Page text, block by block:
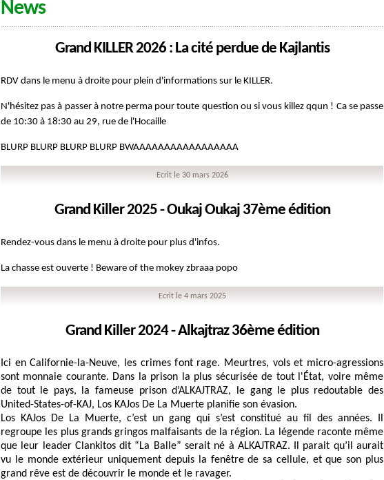
News
Grand KILLER 2026 : La cité perdue de Kajlantis
RDV dans le menu à droite pour plein d'informations sur le KILLER.
N'hésitez pas à passer à notre perma pour toute question ou si vous killez qqun ! Ca se passe
de 10:30 à 18:30 au 29, rue de l'Hocaille
BLURP BLURP BLURP BLURP BWAAAAAAAAAAAAAAAAA
Ecrit le 30 mars 2026
Grand Killer 2025 - Oukaj Oukaj 37ème édition
Rendez-vous dans le menu à droite pour plus d'infos.
La chasse est ouverte ! Beware of the mokey zbraaa popo
Ecrit le 4 mars 2025
Grand Killer 2024 - Alkajtraz 36ème édition
Ici en Californie-la-Neuve, les crimes font rage. Meurtres, vols et micro-agressions
sont monnaie courante. Dans la prison la plus sécurisée de tout l'État, voire même
de tout le pays, la fameuse prison d’ALKAJTRAZ, le gang le plus redoutable des
United-States-of-KAJ, Los KAJos De La Muerte planifie son évasion.
Los KAJos De La Muerte, c’est un gang qui s’est constitué au fil des années. Il
regroupe les plus grands gringos malfaisants de la région. La légende raconte même
que leur leader Clankitos dit “La Balle” serait né à ALKAJTRAZ. Il parait qu’il aurait
vu le monde extérieur uniquement depuis la fenêtre de sa cellule, et que son plus
grand rêve est de découvrir le monde et le ravager.